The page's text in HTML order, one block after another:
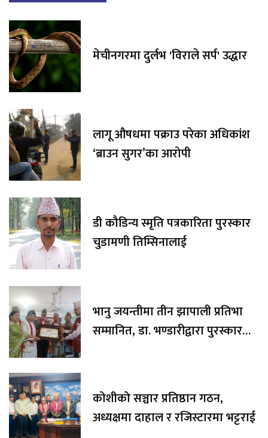
मेचीनगरमा दुर्लभ 'विराले सर्प' उद्धार
लागू औषधमा पक्राउ परेका अधिकांश
‘ब्राउन सुगर’का आरोपी
डी कौडिन्य स्मृति पत्रकारिता पुरस्कार
चुडामणी तिम्सिनालाई
भानु जयन्तीमा तीन झापाली प्रतिभा
सम्मानित, डा. भण्डारीद्वारा पुरस्कार
कोशीको सञ्चार प्रतिष्ठान गठन,
अध्यक्षमा दाहाल र रजिस्टारमा भट्टराई